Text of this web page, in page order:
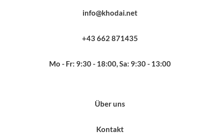
info@khodai.net
+43 662 871435
Mo - Fr: 9:30 - 18:00, Sa: 9:30 - 13:00
Über uns
Kontakt